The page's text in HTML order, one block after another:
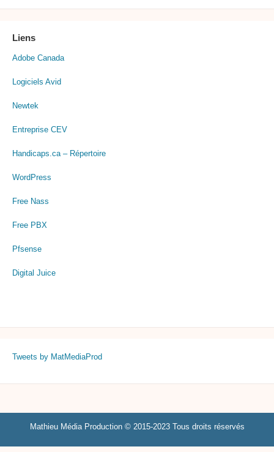
Liens
Adobe Canada
Logiciels Avid
Newtek
Entreprise CEV
Handicaps.ca – Répertoire
WordPress
Free Nass
Free PBX
Pfsense
Digital Juice
Tweets by MatMediaProd
Mathieu Média Production © 2015-2023 Tous droits réservés